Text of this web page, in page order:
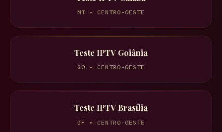
MT •CENTRO-OESTE
Teste IPTV Goiânia
GO •CENTRO-OESTE
Teste IPTV Brasília
DF •CENTRO-OESTE